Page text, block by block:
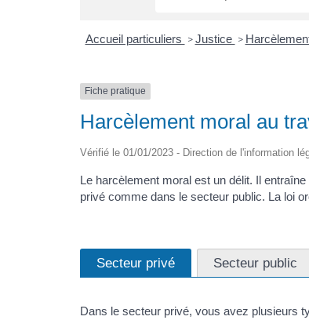
Accueil particuliers > Justice >
Fiche pratique
Harcèlement moral au
Vérifié le 01/01/2023 - Direction de l'information
Le harcèlement moral est un délit. Il
privé comme dans le secteur public. La loi
Secteur privé Secteur public
Dans le secteur privé, vous avez plusieurs